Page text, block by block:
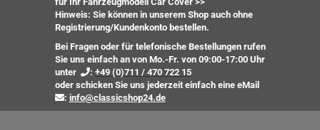
Hinweis: Sie können in unserem Shop auch ohne
Registrierung/Kundenkonto bestellen.
Bei Fragen oder für telefonische Bestellungen rufen
Sie uns einfach an von Mo.-Fr. von 09:00-17:00 Uhr
unter
: +49 (0)711 / 470 722 15
oderschicken Sie uns jederzeit einfach eine eMail
: info@classicshop24.de